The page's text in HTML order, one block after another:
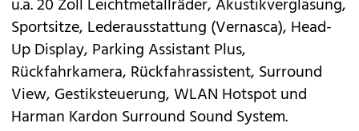
u.a. 20 Zoll Leichtmetallräder, Akustikverglasung,
Sportsitze, Lederausstattung (Vernasca), Head-
Up Display, Parking Assistant Plus,
Rückfahrkamera, Rückfahrassistent, Surround
View, Gestiksteuerung, WLAN Hotspot und
Harman Kardon Surround Sound System.